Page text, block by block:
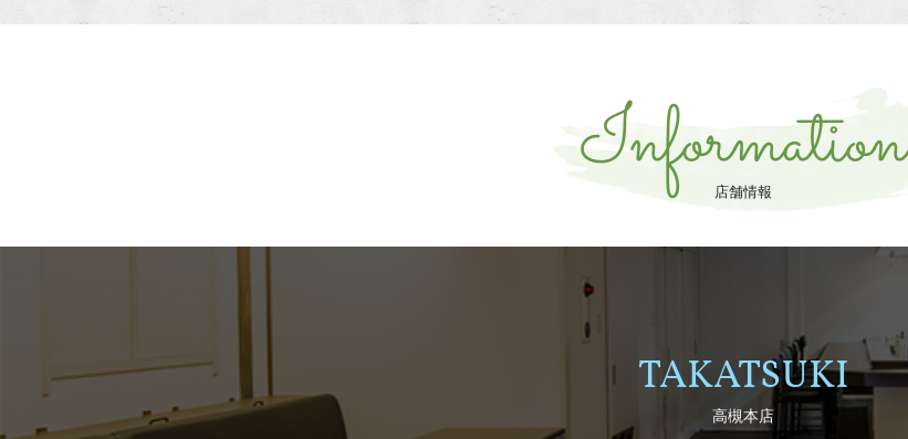
Information
店舗情報
TAKATSUKI
高槻本店